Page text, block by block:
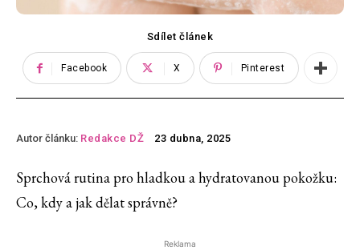
Sdílet článek
Facebook X Pinterest
Autor článku: Redakce DŽ 23 dubna, 2025
Sprchová rutina pro hladkou a hydratovanou pokožku:
Co, kdy a jak dělat správně?
Reklama